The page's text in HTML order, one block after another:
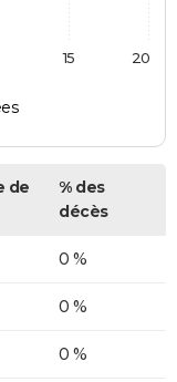
15 20
de
% des
décès
0 %
0 %
0 %